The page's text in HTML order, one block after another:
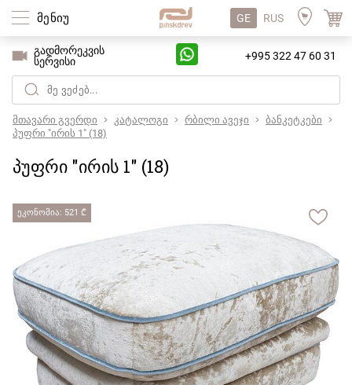
მენიუ GE RUS
გადმორეკვის
სერვისი
+995 322 47 60 31
მთავარი გვერდი კატალოგი რბილი ავეჯი
ბანკეტკები
პუფრი "ირის 1" (18)
პუფრი "ირის 1" (18)
ეკონომია: 521 ₾